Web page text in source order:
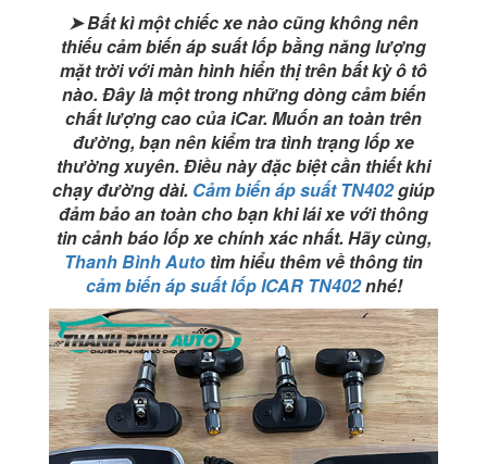
lượng
➤ Bất kì một chiếc xe nào cũng không nên
thiếu cảm biến áp suất lốp bằng năng lượng
mặt trời với màn hình hiển thị trên bất kỳ ô tô
nào. Đây là một trong những dòng cảm biến
chất lượng cao của iCar. Muốn an toàn trên
đường, bạn nên kiểm tra tình trạng lốp xe
thường xuyên. Điều này đặc biệt cần thiết khi
chạy đường dài. Cảm biến áp suất TN402giúp
đảm bảo an toàn cho bạn khi lái xe với thông
tin cảnh báo lốp xe chính xác nhất. Hãy cùng,
Thanh Bình Auto tìm hiểu thêm về thông tin
cảm biến áp suất lốp ICAR TN402nhé!